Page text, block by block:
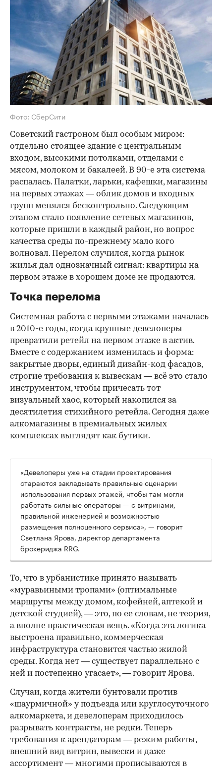
Фото: СберСити
Советский гастроном был особым миром:
отдельно стоящее здание с центральным
входом, высокими потолками, отделами с
мясом, молоком и бакалеей. В 90-е эта система
распалась. Палатки, ларьки, кафешки, магазины
на первых этажах — облик домов и входных
групп менялся бесконтрольно. Следующим
этапом стало появление сетевых магазинов,
которые пришли в каждый район, но вопрос
качества среды по-прежнему мало кого
волновал. Перелом случился, когда рынок
жилья дал однозначный сигнал: квартиры на
первом этаже в хорошем доме не продаются.
Точка перелома
Системная работа с первыми этажами началась
в 2010-е годы, когда крупные девелоперы
превратили ретейл на первом этаже в актив.
Вместе с содержанием изменилась и форма:
закрытые дворы, единый дизайн-код фасадов,
строгие требования к вывескам — всё это стало
инструментом, чтобы причесать тот
визуальный хаос, который накопился за
десятилетия стихийного ретейла. Сегодня даже
алкомагазины в премиальных жилых
комплексах выглядят как бутики.
00:00
«Девелоперы уже на стадии проектирования
стараются закладывать правильные сценарии
использования первых этажей, чтобы там могли
работать сильные операторы — с витринами,
правильной инженерией и возможностью
размещения полноценного сервиса», — говорит
Светлана Ярова, директор департамента
брокериджа RRG.
То, что в урбанистике принято называть
«муравьиными тропами» (оптимальные
маршруты между домом, кофейней, аптекой и
детской студией), — это, по ее словам, не теория,
а вполне практическая вещь. «Когда эта логика
выстроена правильно, коммерческая
инфраструктура становится частью жилой
среды. Когда нет — существует параллельно с
ней и постепенно угасает», — говорит Ярова.
Случаи, когда жители бунтовали против
«шаурмичной» у подъезда или круглосуточного
алкомаркета, и девелоперам приходилось
разрывать контракты, не редки. Теперь
требования к арендаторам — режим работы,
внешний вид витрин, вывески и даже
ассортимент — многими прописываются в